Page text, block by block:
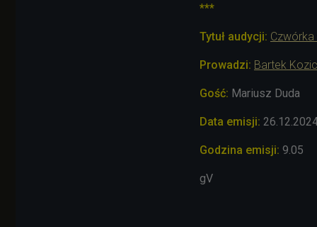
***
Tytuł audycji:
Prowadzi: Bartek
Gość: Mariusz Duda
Data emisji: 26
Godzina emisji: 9.05
gV